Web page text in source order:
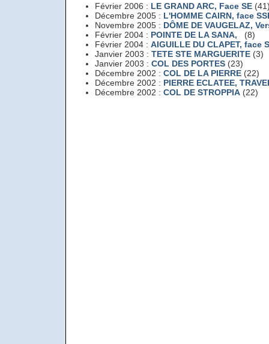
Février 2006 : LE GRAND ARC, Face SE
Décembre 2005 : L'HOMME CAIRN, face
Novembre 2005 : DÔME DE VAUGELAZ,
Février 2004 : POINTE DE LA SANA,
(8)
Février 2004 : AIGUILLE DU CLAPET, face S
Janvier 2003 : TETE STE MARGUERITE (3)
Janvier 2003 : COL DES PORTES (23)
Décembre 2002 : COL DE LA PIERRE (22)
Décembre 2002 : PIERRE ECLATEE,
Décembre 2002 : COL DE STROPPIA (22)